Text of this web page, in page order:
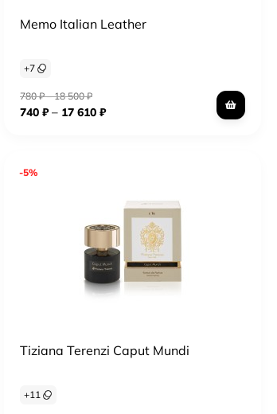
Memo Italian Leather
+7
780₽–18 500₽
740₽– 17 610₽
-5%
Tiziana Terenzi Caput Mundi
+11